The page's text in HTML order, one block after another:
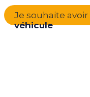
Je souhaite
véhicule